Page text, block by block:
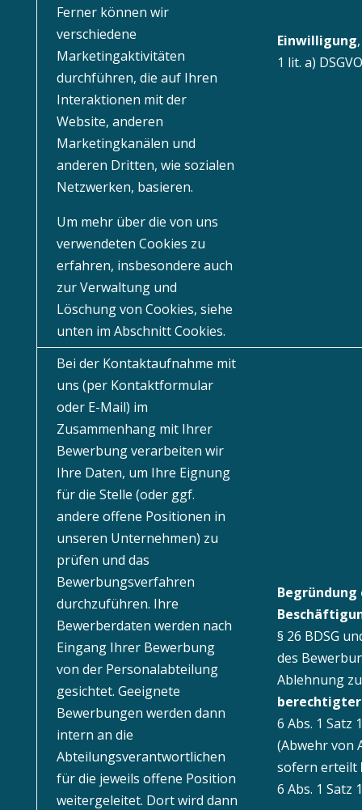
Ferner können wir
verschiedene
Marketingaktivitäten
durchführen, die auf Ihren
Interaktionen mit der
Website, anderen
Marketingkanälen und
anderen Dritten, wie sozialen
Netzwerken, basieren.
Um mehr über die von uns
verwendeten Cookies zu
erfahren, insbesondere auch
zur Verwaltung und
Löschung von Cookies, siehe
unten im Abschnitt Cookies.
Einwilligung
1 lit. a) DSGVO
Bei der Kontaktaufnahme mit
uns (per Kontaktformular
oder E-Mail) im
Zusammenhang mit Ihrer
Bewerbung verarbeiten wir
Ihre Daten, um Ihre Eignung
für die Stelle (oder ggf.
andere offene Positionen in
unseren Unternehmen) zu
prüfen und das
Bewerbungsverfahren
durchzuführen. Ihre
Bewerberdaten werden nach
Eingang Ihrer Bewerbung
von der Personalabteilung
gesichtet. Geeignete
Bewerbungen werden dann
intern an die
Abteilungsverantwortlichen
für die jeweils offene Position
weitergeleitet. Dort wird dann
Begründung
§ 26 BDSG
des
Ablehnung
6 Abs. 1 Satz
(Abwehr von
sofern erteilt
6 Abs. 1 Satz